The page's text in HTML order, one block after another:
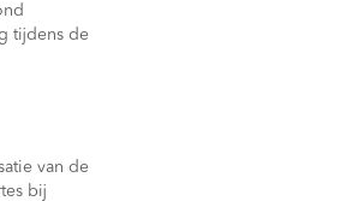
tijdens de
van de
bij